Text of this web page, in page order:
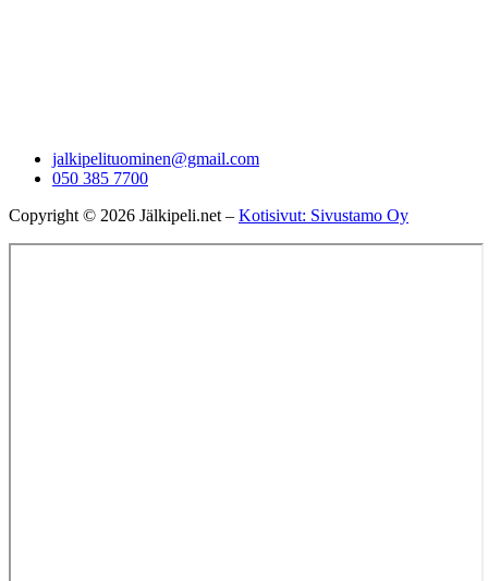
jalkipelituominen@gmail.com
050 385 7700
Copyright © 2026 Jälkipeli.net – Kotisivut: Sivustamo Oy